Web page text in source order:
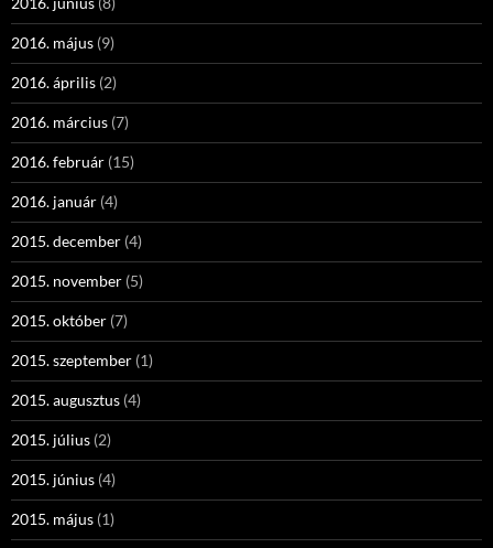
2016. május (9)
2016. április (2)
2016. március (7)
2016. február (15)
2016. január (4)
2015. december (4)
2015. november (5)
2015. október (7)
2015. szeptember (1)
2015. augusztus (4)
2015. július (2)
2015. június (4)
2015. május (1)